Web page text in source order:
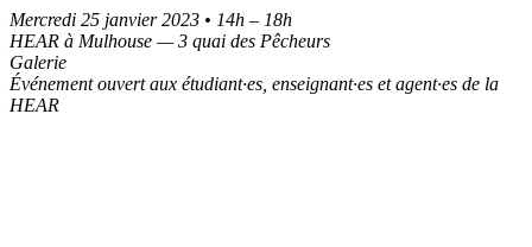
Mercredi 25 janvier 2023 • 14h – 18h
HEAR à Mulhouse — 3 quai des Pêcheurs
Galerie
Événement ouvert aux étudiant·es, enseignant·es et agent·es de la
HEAR